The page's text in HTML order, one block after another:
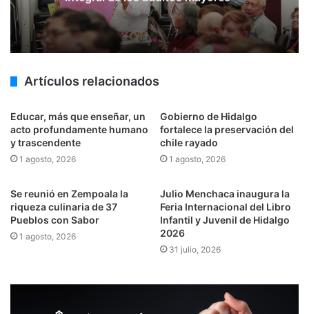
Artículos relacionados
Educar, más que enseñar, un
acto profundamente humano
y trascendente
1 agosto, 2026
Gobierno de Hidalgo
fortalece la preservación del
chile rayado
1 agosto, 2026
Se reunió en Zempoala la
riqueza culinaria de 37
Pueblos con Sabor
1 agosto, 2026
Julio Menchaca inaugura la
Feria Internacional del Libro
Infantil y Juvenil de Hidalgo
2026
31 julio, 2026